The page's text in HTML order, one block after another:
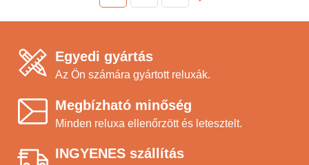
Egyedi gyártás
Az Ön számára gyártott reluxák.
Megbízható minőség
Minden reluxa ellenőrzött és letesztelt.
INGYENES szállítás